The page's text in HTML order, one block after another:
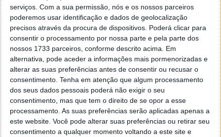
serviços. Com a sua permissão, nós e os nossos parceiros
poderemos usar identificação e dados de geolocalização
precisos através da procura de dispositivos. Poderá clicar para
consentir o processamento por nossa parte e pela parte dos
nossos 1733 parceiros, conforme descrito acima. Em
alternativa, pode aceder a informações mais pormenorizadas e
alterar as suas preferências antes de consentir ou recusar o
consentimento. Tenha em atenção que algum processamento
dos seus dados pessoais poderá não exigir o seu
consentimento, mas que tem o direito de se opor a esse
processamento. As suas preferências serão aplicadas apenas a
este website. Você pode alterar suas preferências ou retirar seu
consentimento a qualquer momento voltando a este site e
Office 2024 Professional Pluspor 17,2€, além de
opções como umaWindows 11 CDKeypara atualizar
o computador com um investimento reduzido.